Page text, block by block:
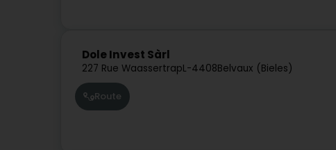
Dole Invest Sàrl
227 Rue WaassertrapL-4408Belvaux (Bieles)
Route